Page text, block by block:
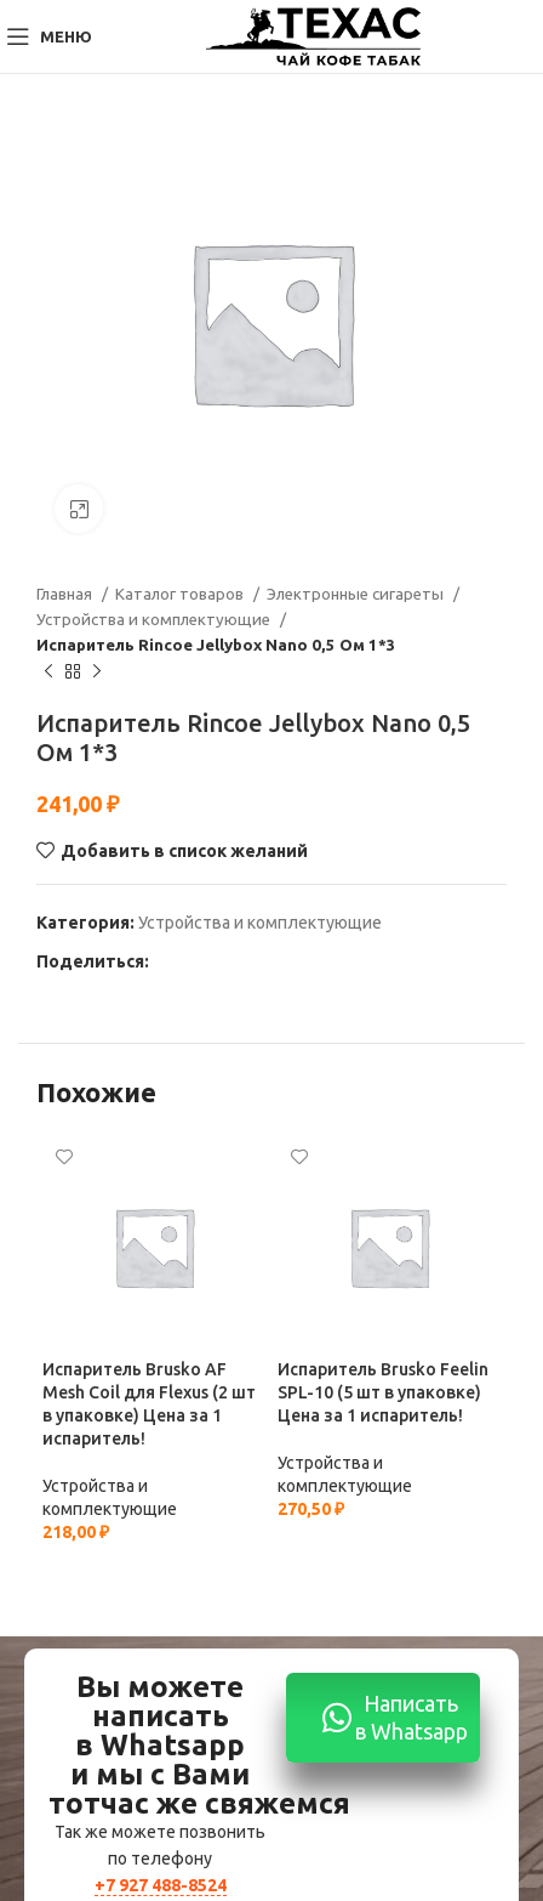
МЕНЮ
Главная Каталог товаров
Электронные сигареты
Устройства и комплектующие
Испаритель Rincoe Jellybox Nano 0,5 Ом 1*3
Испаритель Rincoe Jellybox Nano 0,5
Ом 1*3
241,00 ₽
Добавить в список желаний
Категория: Устройства и комплектующие
Поделиться:
Похожие
Испаритель Brusko AF
Mesh Coil для Flexus (2 шт
в упаковке) Цена за 1
испаритель!
Устройства и
комплектующие
218,00₽
Испаритель Brusko Feelin
SPL-10 (5 шт в упаковке)
Цена за 1 испаритель!
Устройства и
комплектующие
270,50₽
Вы можете
написать
в Whatsapp
и мы с Вами
тотчас же свяжемся
Так же можете позвонить
по телефону
+7 927 488-8524
Написать
в Whatsapp